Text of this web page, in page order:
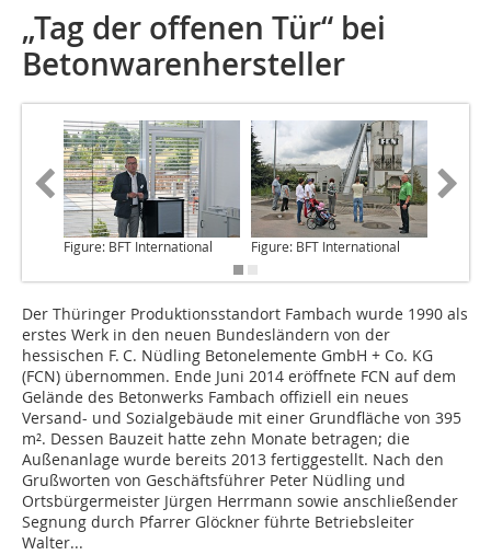
„Tag der offenen Tür“ bei
Betonwarenhersteller
Figure: BFT International Figure: BFT International
Der Thüringer Produktions­standort Fambach wurde 1990 als
erstes Werk in den neuen Bundesländern von der
hessischen F. C. Nüdling Betonelemente GmbH + Co. KG
(FCN) übernommen. Ende Juni 2014 eröffnete FCN auf dem
Gelände des Betonwerks Fambach offiziell ein neues
Versand- und Sozialgebäude mit einer Grundfläche von 395
m². Dessen Bauzeit hatte zehn Monate betragen; die
Außenanlage wurde bereits 2013 fertiggestellt. Nach den
Grußworten von Geschäftsführer Peter Nüdling und
Ortsbürgermeister Jürgen Herrmann sowie anschließender
Segnung durch Pfarrer Glöckner führte Betriebsleiter
Walter...